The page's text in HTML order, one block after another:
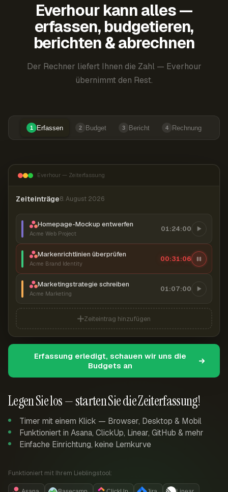
Everhour kann alles —
erfassen, budgetieren,
berichten & abrechnen
Der Rechner liefert Ihnen die Zahl — Everhour
übernimmt den Rest.
1 Erfassen 2 Budget 3 Bericht 4 Rechnung
Legen Sie los — starten Sie die Zeiterfassung!
Timer mit einem Klick — Browser, Desktop & Mobil
Funktioniert in Asana, ClickUp, Linear, GitHub & mehr
Einfache Einrichtung, keine Lernkurve
Funktioniert mit Ihrem Lieblingstool:
Everhour — Zeiterfassung
Zeiteinträge8. August 2026
Homepage-Mockup entwerfen
Acme Web Project
01:24:00
Markenrichtlinien überprüfen
Acme Brand Identity
00:31:07
Marketingstrategie schreiben
Acme Marketing
01:07:00
Zeiteintrag hinzufügen
Erfassung erledigt, schauen wir uns die
Budgets an